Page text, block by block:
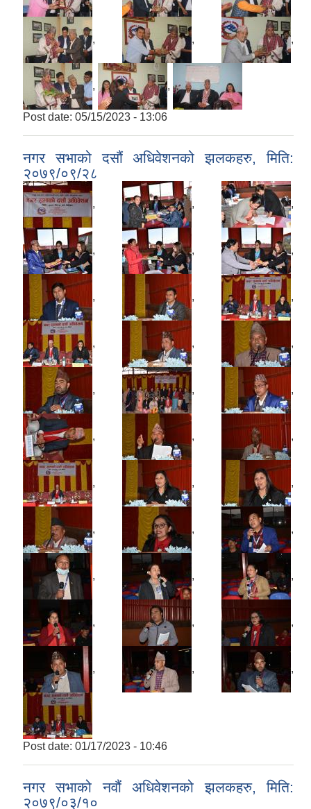
, , ,
, ,
Post date: 05/15/2023 - 13:06
नगर सभाको दसौं अधिवेशनको झलकहरु, मिति:
२०७९/०९/२८
, , ,
, , ,
, , ,
, , ,
, , ,
, , ,
, , ,
, , ,
, , ,
, , ,
, , ,
Post date: 01/17/2023 - 10:46
नगर सभाको नवौं अधिवेशनको झलकहरु, मिति:
२०७९/०३/१०